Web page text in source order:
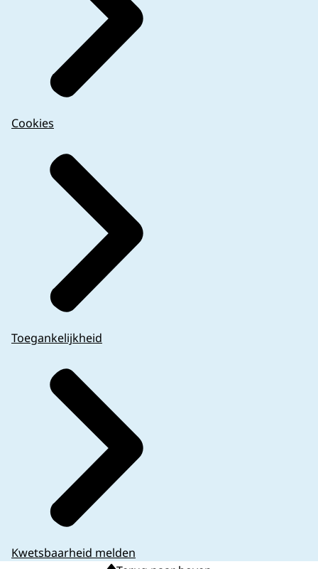
Cookies
Toegankelijkheid
Kwetsbaarheid melden